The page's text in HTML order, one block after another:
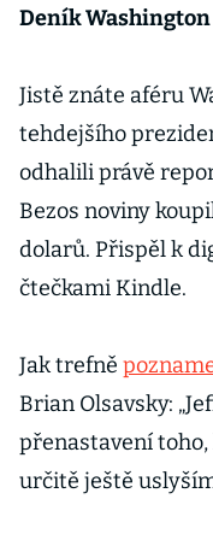
Deník Washington
Jistě znáte aféru
tehdejšího
odhalili právě
Bezos noviny
dolarů. Přispěl k
čtečkami Kindle.
Jak trefně
Brian Olsavsky:
přenastavení toho,
určitě ještě